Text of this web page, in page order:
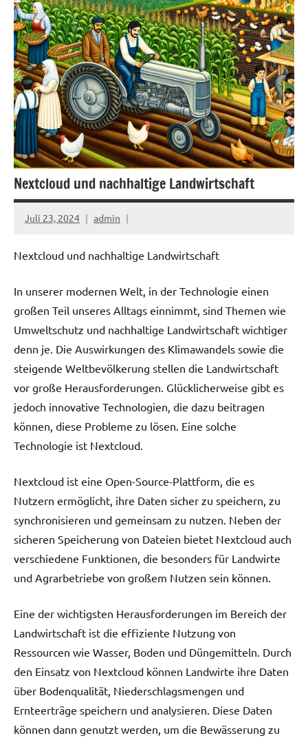
Nextcloud und nachhaltige Landwirtschaft
Juli 23, 2024 admin
Nextcloud und nachhaltige Landwirtschaft
In unserer modernen Welt, in der Technologie einen
großen Teil unseres Alltags einnimmt, sind Themen wie
Umweltschutz und nachhaltige Landwirtschaft wichtiger
denn je. Die Auswirkungen des Klimawandels sowie die
steigende Weltbevölkerung stellen die Landwirtschaft
vor große Herausforderungen. Glücklicherweise gibt es
jedoch innovative Technologien, die dazu beitragen
können, diese Probleme zu lösen. Eine solche
Technologie ist Nextcloud.
Nextcloud ist eine Open-Source-Plattform, die es
Nutzern ermöglicht, ihre Daten sicher zu speichern, zu
synchronisieren und gemeinsam zu nutzen. Neben der
sicheren Speicherung von Dateien bietet Nextcloud auch
verschiedene Funktionen, die besonders für Landwirte
und Agrarbetriebe von großem Nutzen sein können.
Eine der wichtigsten Herausforderungen im Bereich der
Landwirtschaft ist die effiziente Nutzung von
Ressourcen wie Wasser, Boden und Düngemitteln. Durch
den Einsatz von Nextcloud können Landwirte ihre Daten
über Bodenqualität, Niederschlagsmengen und
Ernteerträge speichern und analysieren. Diese Daten
können dann genutzt werden, um die Bewässerung zu